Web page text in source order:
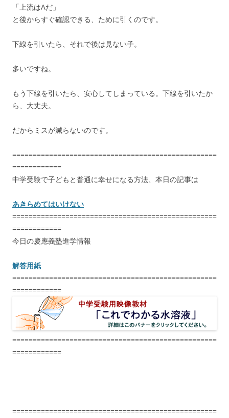
「上流はAだ」
と後からすぐ確認できる、ために引くのです。
下線を引いたら、それで後は見ない子。
多いですね。
もう下線を引いたら、安心してしまっている。下線を引いたか
ら、大丈夫。
だからミスが減らないのです。
==================================================
============
中学受験で子どもと普通に幸せになる方法、本日の記事は
あきらめてはいけない
==================================================
============
今日の慶應義塾進学情報
解答用紙
==================================================
============
==================================================
============
==================================================